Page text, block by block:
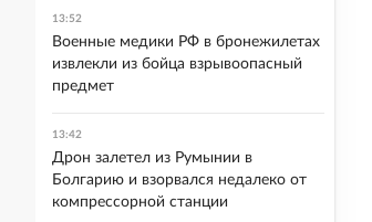
13:52
Военные медики РФ в бронежилетах
извлекли из бойца взрывоопасный
предмет
13:42
Дрон залетел из Румынии в
Болгарию и взорвался недалеко от
компрессорной станции